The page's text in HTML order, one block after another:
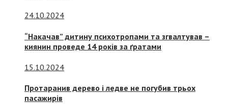
24.10.2024
“Накачав” дитину психотропами та згвалтував –
киянин проведе 14 років за ґратами
15.10.2024
Протаранив дерево і ледве не погубив трьох
пасажирів